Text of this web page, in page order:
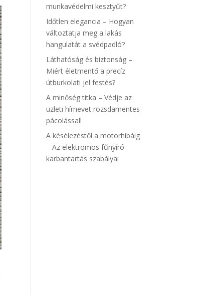
munkavédelmi kesztyűt?
Időtlen elegancia – Hogyan
változtatja meg a lakás
hangulatát a svédpadló?
Láthatóság és biztonság –
Miért életmentő a precíz
útburkolati jel festés?
A minőség titka – Védje az
üzleti hírnevet rozsdamentes
pácolással!
A késélezéstől a motorhibáig
– Az elektromos fűnyíró
karbantartás szabályai